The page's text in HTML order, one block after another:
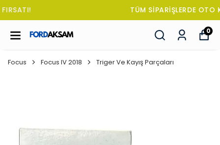
TÜM SİPARİŞLERDE OTO KOKUSU HEDİYE!
0
Focus Focus IV 2018 Triger Ve Kayış Parçaları